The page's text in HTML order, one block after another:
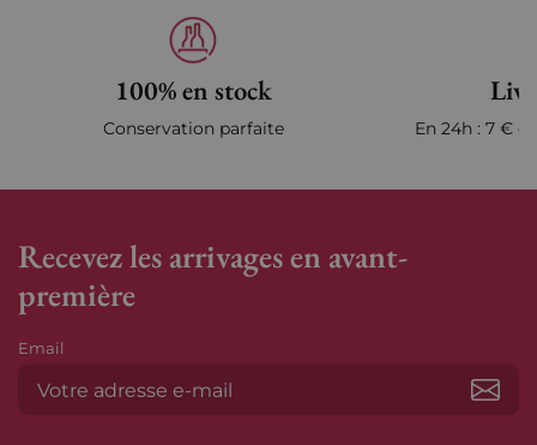
100% en stock
Conservation parfaite En 24h : 7 €
Recevez les arrivages en avant-
première
Email